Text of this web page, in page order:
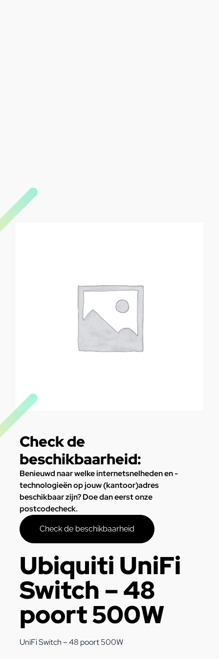
Check de
beschikbaarheid:
Benieuwd naar welke internetsnelheden en -
technologieën op jouw (kantoor)adres
beschikbaar zijn? Doe dan eerst onze
postcodecheck.
Check de beschikbaarheid
Ubiquiti UniFi
Switch – 48
poort 500W
UniFi Switch – 48 poort 500W